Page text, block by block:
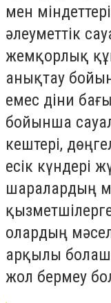
мен
әлеуметтік
жемқорлық
анықтау
емес діни
бойынша
кештері,
есік күндері
шаралардың
олардың
арқылы
жол бермеу